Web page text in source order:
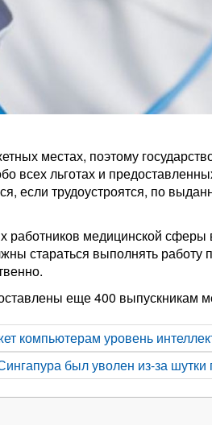
местах, поэтому
всех льготах и
если трудоустроятся, по
работников медицинской сферы
стараться выполнять работу
еще 400 выпускникам
компьютерам уровень
был уволен из-за